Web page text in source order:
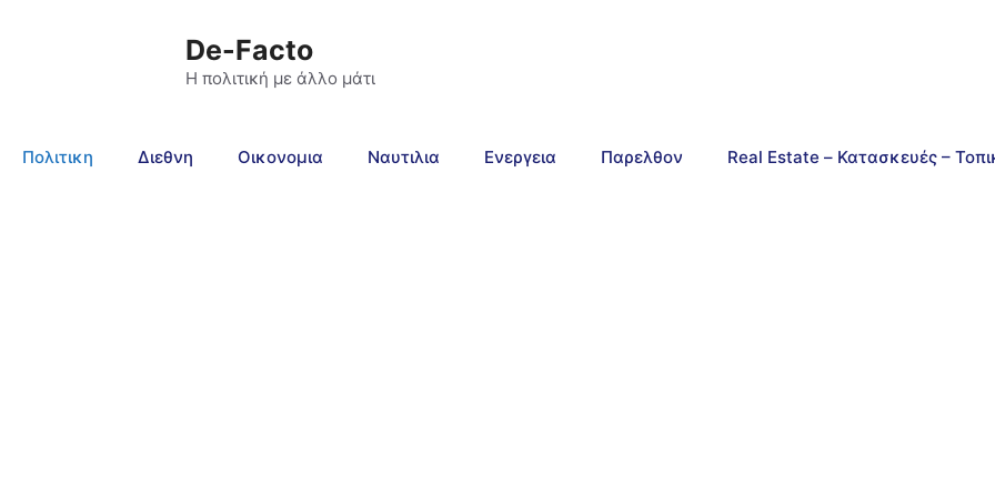
De-Facto
Η πολιτική με άλλο μάτι
Πολιτικη Διεθνη Οικονομια Ναυτιλια Ενεργεια Παρελθον Real Estate – Κατασκευές –